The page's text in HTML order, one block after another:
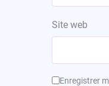
Site web
Enregistrer